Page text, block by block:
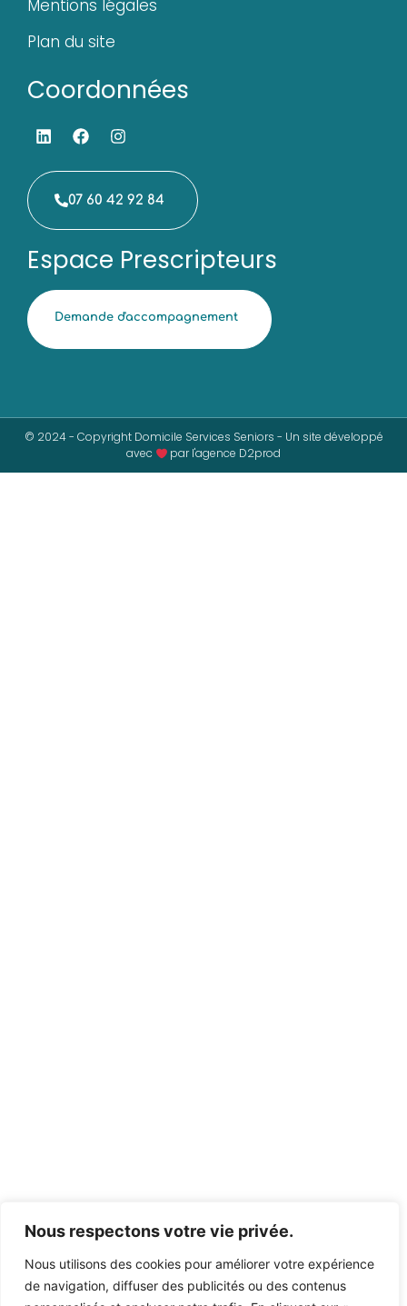
Nous respectons votre vie privée.
Nous utilisons des cookies pour améliorer votre expérience
de navigation, diffuser des publicités ou des contenus
Mentions légales
Plan du site
Coordonnées
07 60 42 92 84
Espace Prescripteurs
Demande d'accompagnement
© 2024 - Copyright Domicile Services Seniors - Un site développé
avec
par l'agence D2prod